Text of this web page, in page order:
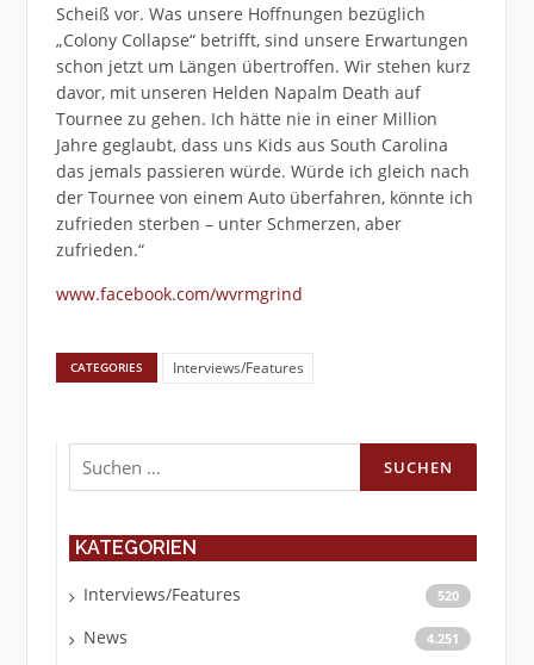
Scheiß vor. Was unsere Hoffnungen bezüglich
„Colony Collapse“ betrifft, sind unsere Erwartungen
schon jetzt um Längen übertroffen. Wir stehen kurz
davor, mit unseren Helden Napalm Death auf
Tournee zu gehen. Ich hätte nie in einer Million
Jahre geglaubt, dass uns Kids aus South Carolina
das jemals passieren würde. Würde ich gleich nach
der Tournee von einem Auto überfahren, könnte ich
zufrieden sterben – unter Schmerzen, aber
zufrieden.“
www.facebook.com/wvrmgrind
CATEGORIES Interviews/Features
Suchen
nach:
KATEGORIEN
Interviews/Features 520
News 4.251